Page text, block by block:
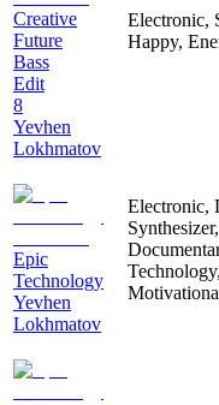
Creative
Future
Bass
Edit
8
Yevhen
Lokhmatov
Electronic,
Happy,
Epic
Technology
Yevhen
Lokhmatov
Electronic,
Synthesizer,
Technology,